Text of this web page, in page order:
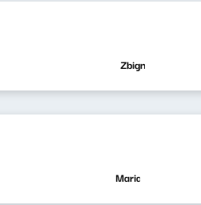
Zbigniew
Maria Zamachowska,